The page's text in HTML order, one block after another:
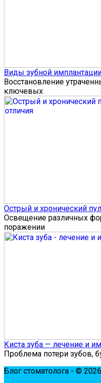
Виды зубной
Восстановление
ключевых
Острый и хронический
Освещение различных
поражении
Киста зуба — лечение и
Проблема потери зубов,
Блог стоматолога - ©